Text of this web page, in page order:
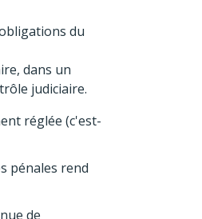
du
dans un
judiciaire.
réglée (c'est-
pénales rend
de